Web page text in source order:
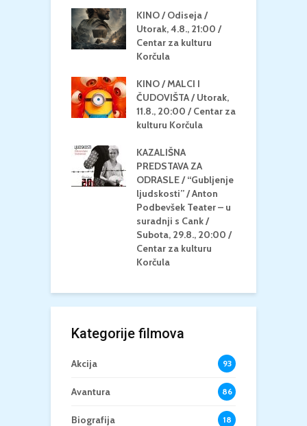
KINO / Odiseja /
Utorak, 4.8., 21:00 /
Centar za kulturu
Korčula
KINO / MALCI I
ČUDOVIŠTA / Utorak,
11.8., 20:00 / Centar za
kulturu Korčula
KAZALIŠNA
PREDSTAVA ZA
ODRASLE / “Gubljenje
ljudskosti” / Anton
Podbevšek Teater – u
suradnji s Cank /
Subota, 29.8., 20:00 /
Centar za kulturu
Korčula
Kategorije filmova
Akcija 93
Avantura 86
Biografija 18